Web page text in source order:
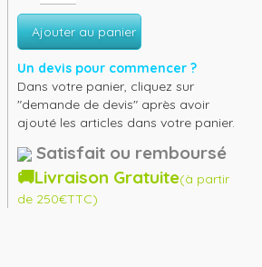
Ajouter au panier
Un devis pour commencer ?
Dans votre panier, cliquez sur
"demande de devis" après avoir
ajouté les articles dans votre panier.
Satisfait ou remboursé
🚚Livraison Gratuite(à partir
de 250€TTC)